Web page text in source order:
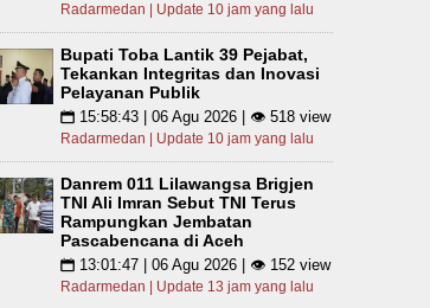
Radarmedan | Update 10 jam yang lalu
Bupati Toba Lantik 39 Pejabat,
Tekankan Integritas dan Inovasi
Pelayanan Publik
📅 15:58:43 | 06 Agu 2026 | 👁 518 view
Radarmedan | Update 10 jam yang lalu
Danrem 011 Lilawangsa Brigjen
TNI Ali Imran Sebut TNI Terus
Rampungkan Jembatan
Pascabencana di Aceh
📅 13:01:47 | 06 Agu 2026 | 👁 152 view
Radarmedan | Update 13 jam yang lalu